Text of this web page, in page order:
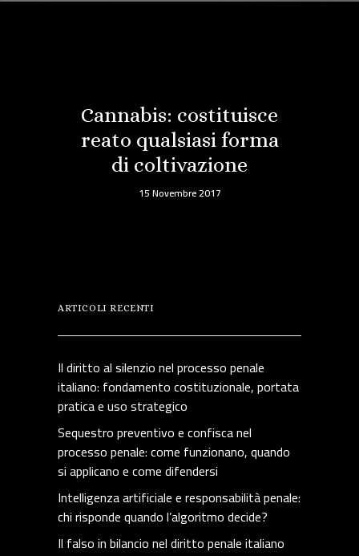
Cannabis: costituisce
reato qualsiasi forma
di coltivazione
15 Novembre 2017
ARTICOLI RECENTI
Il diritto al silenzio nel processo penale
italiano: fondamento costituzionale, portata
pratica e uso strategico
Sequestro preventivo e confisca nel
processo penale: come funzionano, quando
si applicano e come difendersi
Intelligenza artificiale e responsabilità penale:
chi risponde quando l’algoritmo decide?
Il falso in bilancio nel diritto penale italiano